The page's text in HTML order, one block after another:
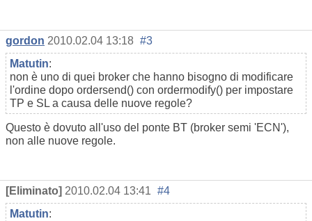
gordon 2010.02.04 13:18 #3
Matutin:
non è uno di quei broker che hanno bisogno di modificare
l'ordine dopo ordersend() con ordermodify() per impostare
TP e SL a causa delle nuove regole?
Questo è dovuto all'uso del ponte BT (broker semi 'ECN'),
non alle nuove regole.
[Eliminato] 2010.02.04 13:41 #4
Matutin: